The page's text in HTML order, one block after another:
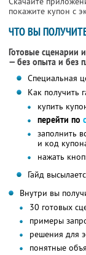
покажите купон с
ЧТО ВЫ
Готовые сценарии
— без опыта и без
Специальная
Как получить
купить
перейти по
заполнить
и код
нажать
Гайд
Внутри вы
30 готовых
примеры
решения для
понятные